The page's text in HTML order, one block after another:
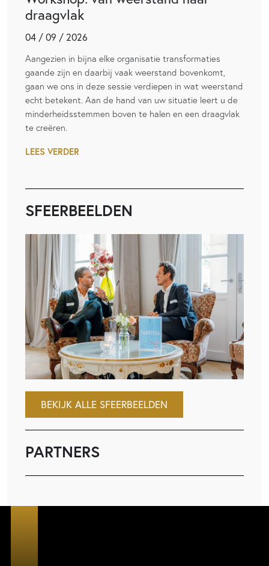
draagvlak
04 / 09 / 2026
Aangezien in bijna elke organisatie transformaties
gaande zijn en daarbij vaak weerstand bovenkomt,
gaan we ons in deze sessie verdiepen in wat weerstand
echt betekent. Aan de hand van uw situatie leert u de
minderheidsstemmen boven te halen en een draagvlak
te creëren.
LEES VERDER
SFEERBEELDEN
BEKIJK ALLE SFEERBEELDEN
PARTNERS